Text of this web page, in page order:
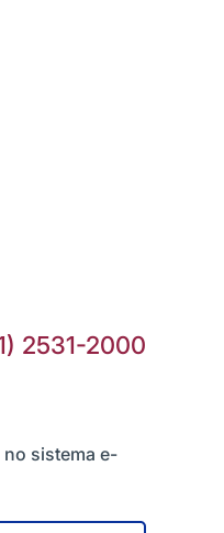
2531-2000
sistema e-